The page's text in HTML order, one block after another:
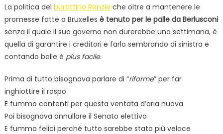
La politica del burattino Renzie che oltre a mantenere le
promesse fatte a Bruxelles è tenuto per le palle da Berlusconi
senza il quale il suo governo non durerebbe una settimana, è
quella di garantire i creditori e farlo sembrando di sinistra e
contando balle è plus facile.
Prima di tutto bisognava parlare di “riforme” per far
inghiottire il rospo
E fummo contenti per questa ventata d’aria nuova
Poi bisognava annullare il Senato elettivo
E fummo felici perché tutto sarebbe stato più veloce